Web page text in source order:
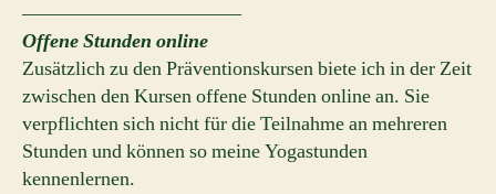
———————————
Offene Stunden online
Zusätzlich zu den Präventionskursen biete ich in der Zeit
zwischen den Kursen offene Stunden online an. Sie
verpflichten sich nicht für die Teilnahme an mehreren
Stunden und können so meine Yogastunden
kennenlernen.